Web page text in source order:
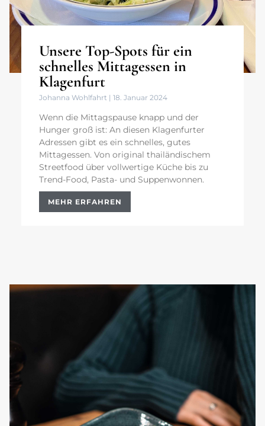
Unsere Top-Spots für ein
schnelles Mittagessen in
Klagenfurt
Johanna Wohlfahrt 18. Januar 2024
Wenn die Mittagspause knapp und der
Hunger groß ist: An diesen Klagenfurter
Adressen gibt es ein schnelles, gutes
Mittagessen. Von original thailändischem
Streetfood über vollwertige Küche bis zu
Trend-Food, Pasta- und Suppenwonnen.
MEHR ERFAHREN